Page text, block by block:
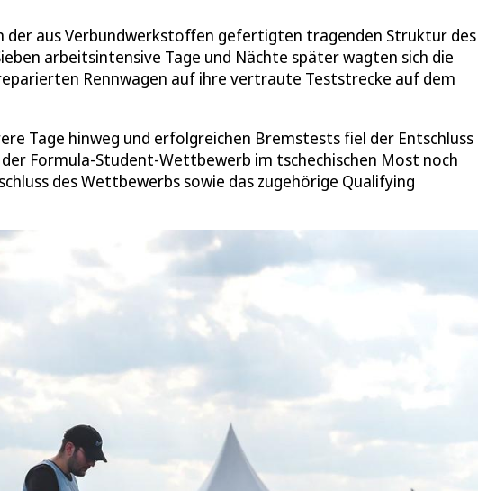
der aus Verbundwerkstoffen gefertigten tragenden Struktur des
arbeitsintensive Tage und Nächte später wagten sich die
Rennwagen auf ihre vertraute Teststrecke auf dem
Tage hinweg und erfolgreichen Bremstests fiel der Entschluss
Formula-Student-Wettbewerb im tschechischen Most noch
des Wettbewerbs sowie das zugehörige Qualifying